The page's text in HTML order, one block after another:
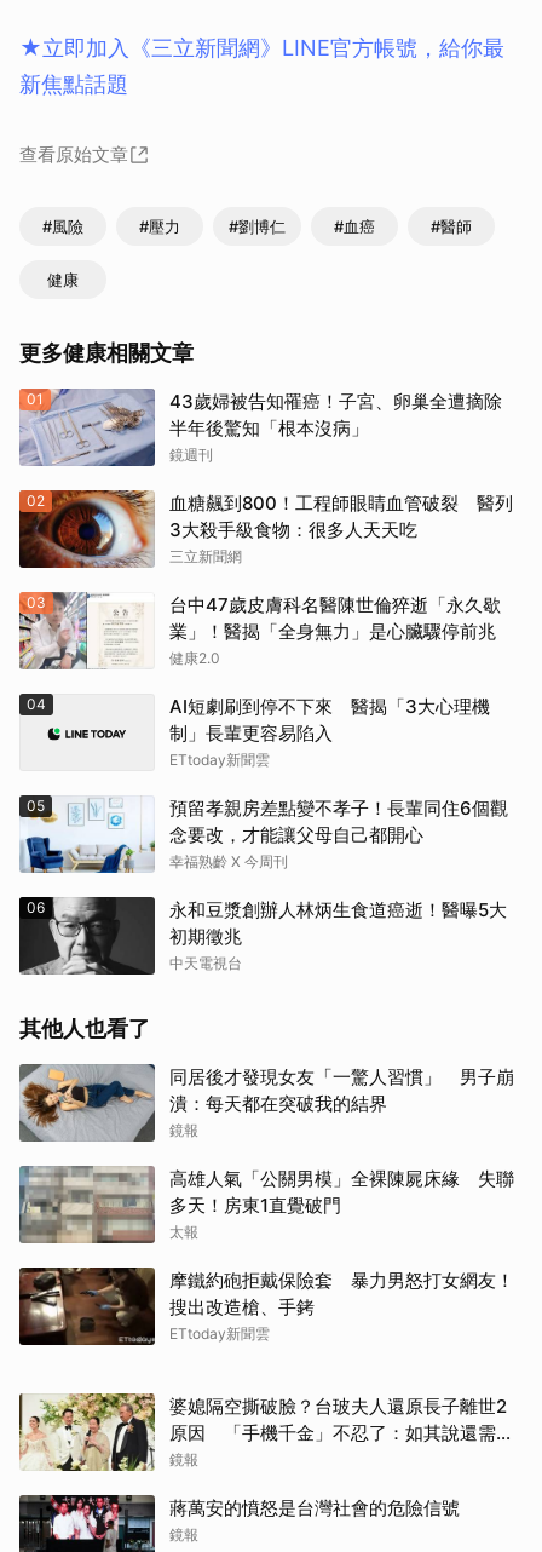
★立即加入《三立新聞網》LINE官方帳號，給你最
新焦點話題
查看原始文章
#風險 #壓力 #劉博仁 #血癌 #醫師
健康
更多健康相關文章
01
43歲婦被告知罹癌！子宮、卵巢全遭摘除
半年後驚知「根本沒病」
鏡週刊
02
血糖飆到800！工程師眼睛血管破裂 醫列
3大殺手級食物：很多人天天吃
三立新聞網
03
台中47歲皮膚科名醫陳世倫猝逝「永久歇
業」！醫揭「全身無力」是心臟驟停前兆
健康2.0
04
AI短劇刷到停不下來 醫揭「3大心理機
制」長輩更容易陷入
ETtoday新聞雲
05
預留孝親房差點變不孝子！長輩同住6個觀
念要改，才能讓父母自己都開心
幸福熟齡 X 今周刊
06
永和豆漿創辦人林炳生食道癌逝！醫曝5大
初期徵兆
中天電視台
其他人也看了
同居後才發現女友「一驚人習慣」 男子崩
潰：每天都在突破我的結界
鏡報
高雄人氣「公關男模」全裸陳屍床緣 失聯
多天！房東1直覺破門
太報
摩鐵約砲拒戴保險套 暴力男怒打女網友！
搜出改造槍、手銬
ETtoday新聞雲
婆媳隔空撕破臉？台玻夫人還原長子離世2
原因 「手機千金」不忍了：如其說還需要
離開嗎？
鏡報
蔣萬安的憤怒是台灣社會的危險信號
鏡報